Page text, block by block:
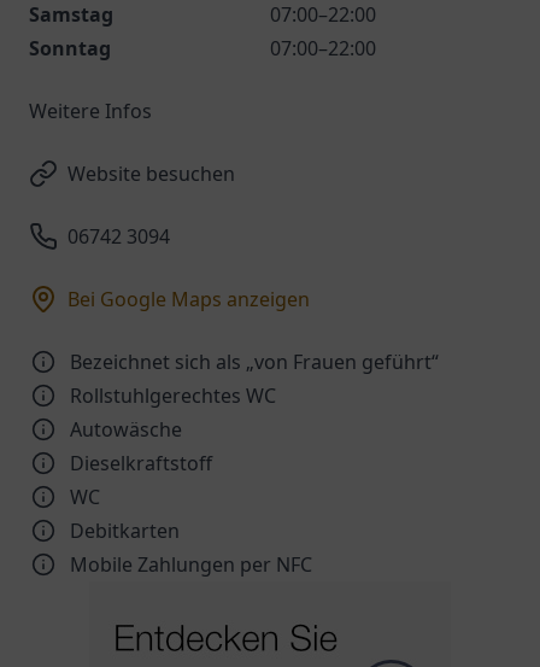
Samstag
07:00–22:00
Sonntag
07:00–22:00
Weitere Infos
Website besuchen
06742 3094
Bei Google Maps anzeigen
Bezeichnet sich als „von Frauen geführt“
Rollstuhlgerechtes WC
Autowäsche
Dieselkraftstoff
WC
Debitkarten
Mobile Zahlungen per NFC